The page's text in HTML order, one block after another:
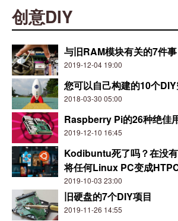
创意DIY
与旧RAM模块有关的7件事
2019-12-04 19:00
您可以自己构建的10个
2018-03-30 05:00
Raspberry Pi的26种绝佳
2019-12-10 16:45
Kodibuntu死了吗？在没
将任何Linux PC变成
2019-10-03 23:00
旧硬盘的7个DIY项目
2019-11-26 14:55